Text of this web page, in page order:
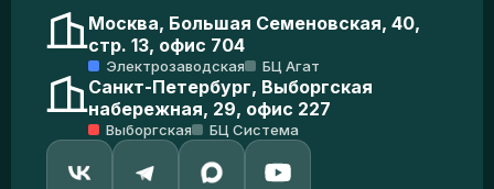
Москва, Большая Семеновская, 40,
стр. 13, офис 704
Электрозаводская БЦ Агат
Санкт-Петербург, Выборгская
набережная, 29, офис 227
Выборгская БЦ Система